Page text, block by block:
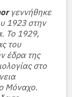
γεννήθηκε
1923 στην
Το 1929,
του
έδρα της
στο
Μόναχο.